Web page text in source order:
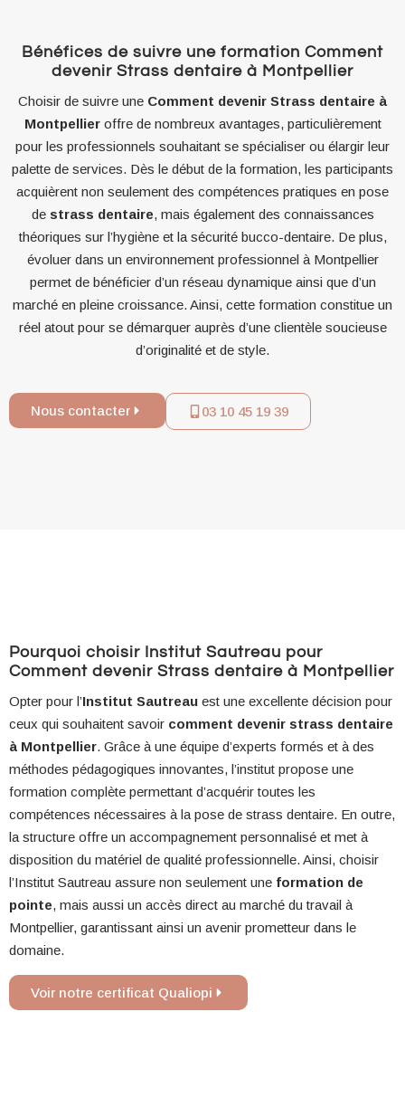
Bénéfices de suivre une formation Comment
devenir Strass dentaire à Montpellier
Choisir de suivre une Comment devenir Strass dentaire à
Montpellieroffre de nombreux avantages, particulièrement
pour les professionnels souhaitant se spécialiser ou élargir leur
palette de services. Dès le début de la formation, les participants
acquièrent non seulement des compétences pratiques en pose
de strass dentaire, mais également des connaissances
théoriques sur l’hygiène et la sécurité bucco-dentaire. De plus,
évoluer dans un environnement professionnel à Montpellier
permet de bénéficier d’un réseau dynamique ainsi que d’un
marché en pleine croissance. Ainsi, cette formation constitue un
réel atout pour se démarquer auprès d’une clientèle soucieuse
d’originalité et de style.
Nous contacter 03 10 45 19 39
Pourquoi choisir Institut Sautreau pour
Comment devenir Strass dentaire à Montpellier
Opter pour l’Institut Sautreau est une excellente décision pour
ceux qui souhaitent savoir comment devenir strass dentaire
à Montpellier. Grâce à une équipe d’experts formés et à des
méthodes pédagogiques innovantes, l’institut propose une
formation complète permettant d’acquérir toutes les
compétences nécessaires à la pose de strass dentaire. En outre,
la structure offre un accompagnement personnalisé et met à
disposition du matériel de qualité professionnelle. Ainsi, choisir
l’Institut Sautreau assure non seulement une formation de
pointe, mais aussi un accès direct au marché du travail à
Montpellier, garantissant ainsi un avenir prometteur dans le
domaine.
Voir notre certificat Qualiopi